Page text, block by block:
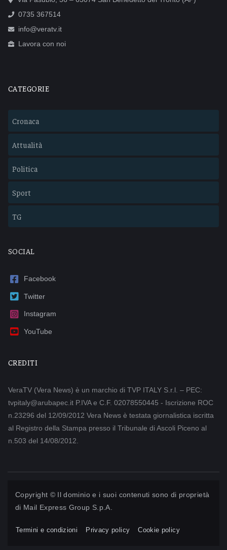
0735 367514
info@veratv.it
Lavora con noi
CATEGORIE
Cronaca
Attualità
Politica
Sport
TG
SOCIAL
Facebook
Twitter
Instagram
YouTube
CREDITI
VeraTV (Vera News) è un marchio di TVP ITALY S.r.l. – PEC:
tvpitaly@arubapec.it P.IVA e C.F. 02078550445 - Iscrizione ROC
n.23296 del 12/09/2012 Vera News è testata giornalistica iscritta
al Registro della Stampa presso il Tribunale di Ascoli Piceno al
n.503 del 14/08/2012.
Copyright © Il dominio e i suoi contenuti sono di proprietà
di Mail Express Group S.p.A.
Termini e condizioni Privacy policy Cookie policy